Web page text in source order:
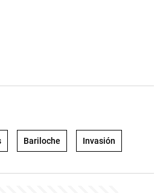
Bariloche Invasión